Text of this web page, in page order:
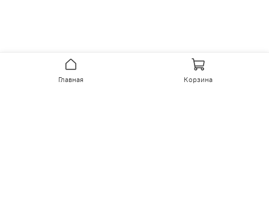
Главная Корзина